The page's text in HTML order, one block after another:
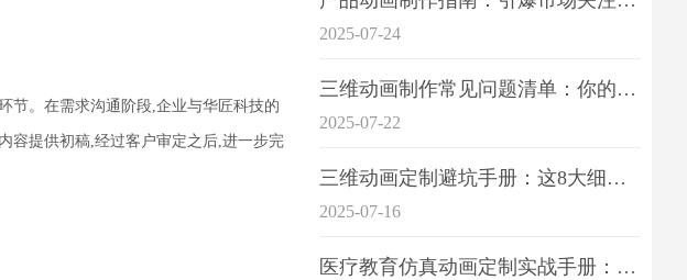
节。在需求沟通阶段,企业与华匠科技的
容提供初稿,经过客户审定之后,进一步完
2025-07-24
三维动画制作常见问题清单：你的项目是否踩中这6大技术雷区？
2025-07-22
三维动画定制避坑手册：这8大细节重点关注
2025-07-16
医疗教育仿真动画定制实战手册：击破传统医学教育7大痛点